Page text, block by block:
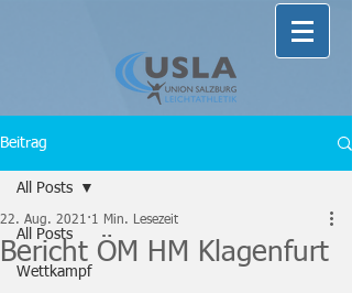
Beitrag
All Posts
Wettkampf
All Posts
Bericht ÖM HM Klagenfurt
22. Aug. 2021 1 Min. Lesezeit